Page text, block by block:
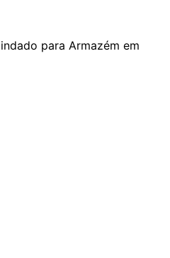
para Armazém em